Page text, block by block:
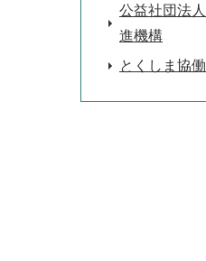
公益社団法
進機構
とくしま協